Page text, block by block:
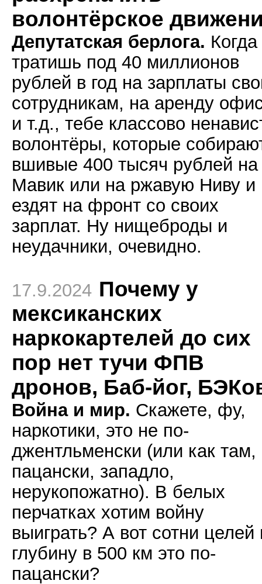
волонтёрское
Депутатская берлога.
тратишь под 40 миллионов
рублей в год на зарплаты
сотрудникам, на аренду
и т.д., тебе классово
волонтёры, которые
вшивые 400 тысяч рублей на
Мавик или на ржавую Ниву и
ездят на фронт со своих
зарплат. Ну нищеброды и
неудачники, очевидно.
17.9.2024 Почему у
мексиканских
наркокартелей до сих
пор нет тучи ФПВ
дронов, Баб-йог,
Война и мир. Скажете, фу,
наркотики, это не по-
джентльменски (или как там,
пацански, западло,
нерукопожатно). В белых
перчатках хотим войну
выиграть? А вот сотни целей
глубину в 500 км это по-
пацански?